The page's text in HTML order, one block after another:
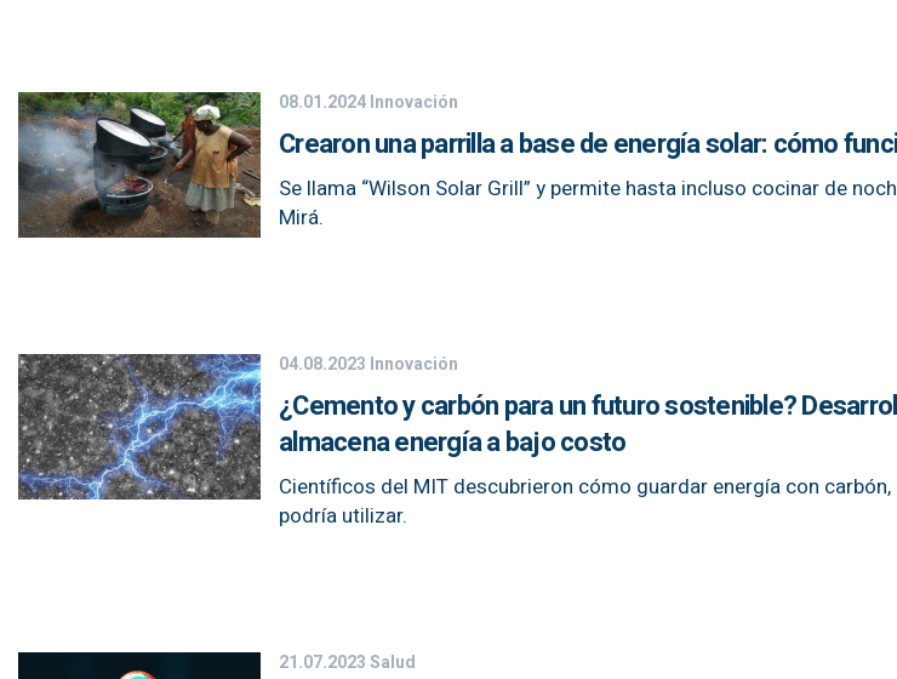
08.01.2024Innovación
Crearon una parrilla a base de energía solar: cómo
Se llama “Wilson Solar Grill” y permite hasta incluso cocinar de
Mirá.
04.08.2023 Innovación
¿Cemento y carbón para un futuro sostenible?
almacena energía a bajo costo
Científicos del MIT descubrieron cómo guardar energía con carbón,
podría utilizar.
21.07.2023Salud